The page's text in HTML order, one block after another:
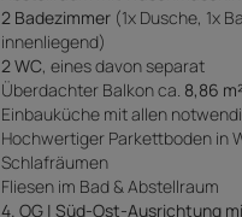
2 Badezimmer (1x Dusche, 1x
innenliegend)
2 WC, eines davon separat
Überdachter Balkon ca. 8,86 m²
Einbauküche mit allen
Hochwertiger Parkettboden in
Schlafräumen
Fliesen im Bad & Abstellraum
4. OG | Süd-Ost-Ausrichtung